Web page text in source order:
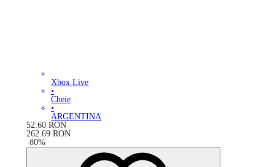
Xbox Live
•
Cheie
•
ARGENTINA
52.60 RON
262.69 RON
-80%